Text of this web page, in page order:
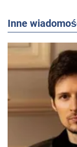
Inne